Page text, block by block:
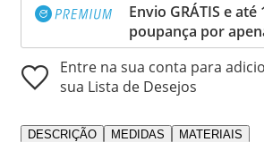
Envio GRÁTIS e até
poupança por
Entre na sua conta para
sua Lista de Desejos
DESCRIÇÃO MEDIDAS MATERIAIS